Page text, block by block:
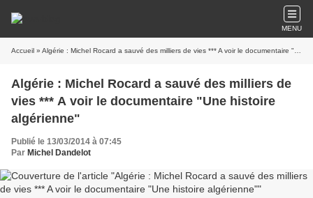
MENU
Accueil » Algérie : Michel Rocard a sauvé des milliers de vies *** A voir le documentaire "Une histoire algérienne"
Algérie : Michel Rocard a sauvé des milliers de
vies *** A voir le documentaire "Une histoire
algérienne"
Publié le 13/03/2014 à 07:45
Par Michel Dandelot